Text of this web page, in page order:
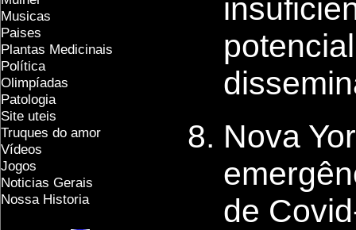
Musicas
Paises
Plantas Medicinais
Política
Olimpíadas
Patologia
Site uteis
Truques do amor
Vídeos
Jogos
Noticias Gerais
Nossa Historia
Nova
de